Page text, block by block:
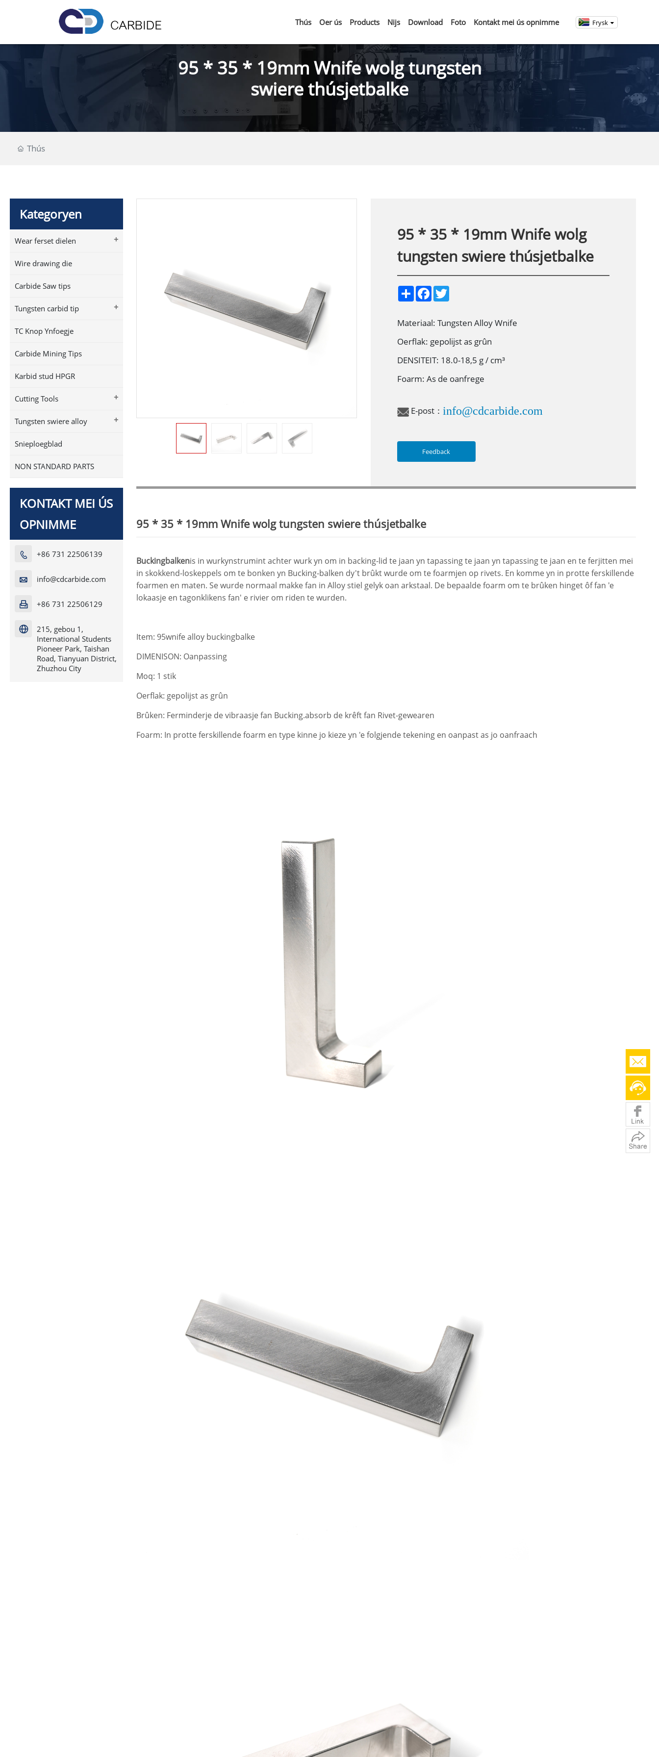
Thús Oer ús Products Nijs Download Foto Kontakt mei ús opnimme Frysk
95 * 35 * 19mm Wnife wolg tungsten
swiere thúsjetbalke
Thús
Kategoryen
+
Wear ferset dielen
Wire drawing die
Carbide Saw tips
+
Tungsten carbid tip
TC Knop Ynfoegje
Carbide Mining Tips
Karbid stud HPGR
+
Cutting Tools
+
Tungsten swiere alloy
Snieploegblad
NON STANDARD PARTS
KONTAKT MEI ÚS
OPNIMME
 +86 731 22506139
 info@cdcarbide.com
 +86 731 22506129

215, gebou 1,
International Students
Pioneer Park, Taishan
Road, Tianyuan District,
Zhuzhou City
95 * 35 * 19mm Wnife wolg
tungsten swiere thúsjetbalke
S
h
e
F
a
b
o
k
T
w
t
e
r
Materiaal: Tungsten Alloy Wnife
Oerflak: gepolijst as grûn
DENSITEIT: 18.0-18,5 g / cm³
Foarm: As de oanfrege
E-post： info@cdcarbide.com
Feedback
95 * 35 * 19mm Wnife wolg tungsten swiere thúsjetbalke
Buckingbalkenis in wurkynstrumint achter wurk yn om in backing-lid te jaan yn tapassing te jaan yn tapassing te jaan en te ferjitten mei
in skokkend-loskeppels om te bonken yn Bucking-balken dy't brûkt wurde om te foarmjen op rivets. En komme yn in protte ferskillende
foarmen en maten. Se wurde normaal makke fan in Alloy stiel gelyk oan arkstaal. De bepaalde foarm om te brûken hinget ôf fan 'e
lokaasje en tagonklikens fan' e rivier om riden te wurden.
Item: 95wnife alloy buckingbalke
DIMENISON: Oanpassing
Moq: 1 stik
Oerflak: gepolijst as grûn
Brûken: Ferminderje de vibraasje fan Bucking.absorb de krêft fan Rivet-gewearen
Foarm: In protte ferskillende foarm en type kinne jo kieze yn 'e folgjende tekening en oanpast as jo oanfraach